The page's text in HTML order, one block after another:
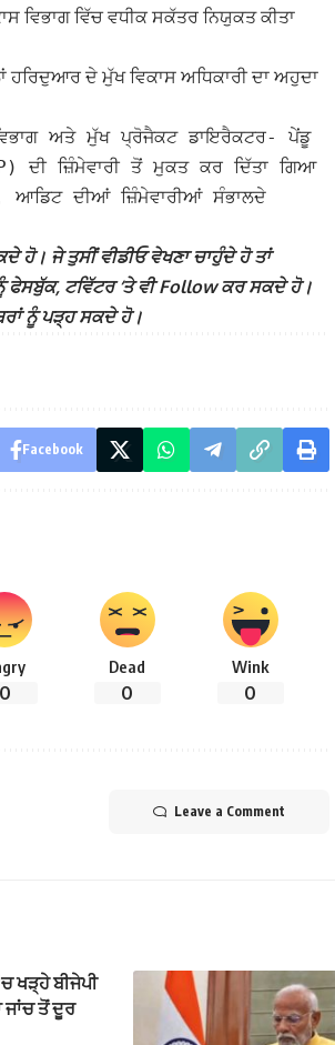
ਵਿਭਾਗ ਵਿੱਚ ਵਧੀਕ ਸਕੱਤਰ ਨਿਯੁਕਤ ਕੀਤਾ
ਹਰਿਦੁਆਰ ਦੇ ਮੁੱਖ ਵਿਕਾਸ ਅਧਿਕਾਰੀ ਦਾ ਅਹੁਦਾ
ਅਤੇ ਮੁੱਖ ਪ੍ਰੋਜੈਕਟ ਡਾਇਰੈਕਟਰ- ਪੇਂਡੂ
ਦੀ ਜ਼ਿੰਮੇਵਾਰੀ ਤੋਂ ਮੁਕਤ ਕਰ ਦਿੱਤਾ ਗਿਆ
ਦੀਆਂ ਜ਼ਿੰਮੇਵਾਰੀਆਂ ਸੰਭਾਲਦੇ
ਹੋ। ਜੇ ਤੁਸੀਂ ਵੀਡੀਓ ਵੇਖਣਾ ਚਾਹੁੰਦੇ ਹੋ ਤਾਂ
ਫੇਸਬੁੱਕ, ਟਵਿੱਟਰ ‘ਤੇ ਵੀ Follow ਕਰ ਸਕਦੇ ਹੋ।
ਨੂੰ ਪੜ੍ਹ ਸਕਦੇ ਹੋ।
Facebook
0
Dead
0
Wink
0
Leave a Comment
ਖੜ੍ਹੇ ਬੀਜੇਪੀ
ਜਾਂਚ ਤੋਂ ਦੂਰ